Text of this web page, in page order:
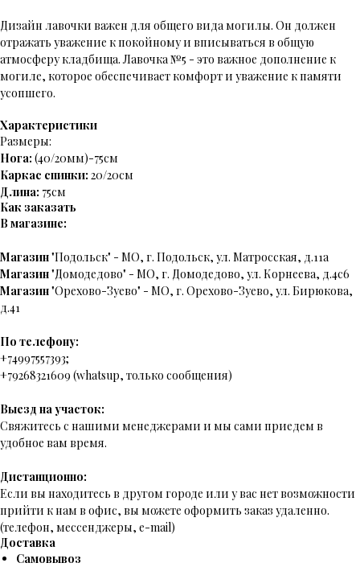
Дизайн лавочки важен для общего вида могилы. Он должен
отражать уважение к покойному и вписываться в общую
атмосферу кладбища. Лавочка №5 - это важное дополнение к
могиле, которое обеспечивает комфорт и уважение к памяти
усопшего.
Характеристики
Размеры:
Нога: (40/20мм)-75см
Каркас спинки: 20/20см
Длина: 75см
Как заказать
В магазине:
Магазин"Подольск" - МО, г. Подольск, ул. Матросская, д.11а
Магазин"Домодедово" - МО, г. Домодедово, ул. Корнеева, д.4с6
Магазин"Орехово-Зуево" - МО, г. Орехово-Зуево, ул. Бирюкова,
д.41
По телефону:
+74997557393;
+79268321609 (whatsup, только сообщения)
Выезд на участок:
Свяжитесь с нашими менеджерами и мы сами приедем в
удобное вам время.
Дистанционно:
Если вы находитесь в другом городе или у вас нет возможности
прийти к нам в офис, вы можете оформить заказ удаленно.
(телефон, мессенджеры, e-mail)
Доставка
Самовывоз